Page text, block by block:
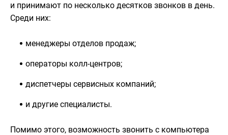
и принимают по несколько десятков звонков в день.
Среди них:
менеджеры отделов продаж;
операторы колл-центров;
диспетчеры сервисных компаний;
и другие специалисты.
Помимо этого, возможность звонить с компьютера